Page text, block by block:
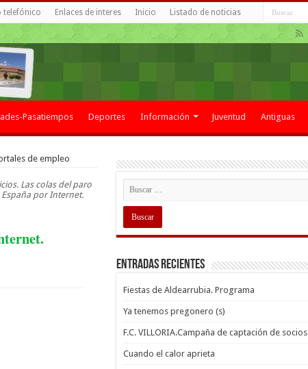
telefónico Enlaces de interes Inicio Listado de noticias
Pasatiempos Deportes Información Juventud Antiguas
de empleo
Las colas del paro
por Internet.
Entradas recientes
Fiestas de Aldearrubia. Programa
Ya tenemos pregonero (s)
F.C. VILLORIA.Campaña de captación de socios
Cuando el calor aprieta